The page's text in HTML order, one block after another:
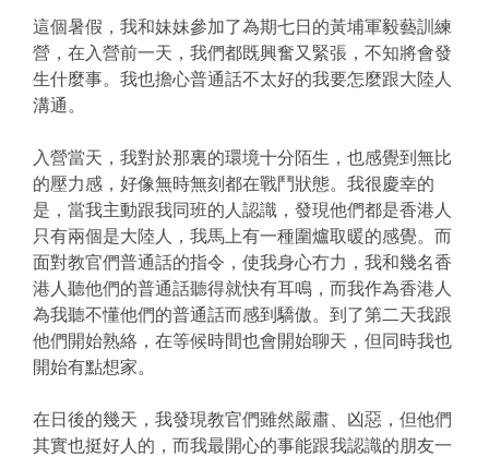
這個暑假，我和妹妹參加了為期七日的黃埔軍毅藝訓練
營，在入營前一天，我們都既興奮又緊張，不知將會發
生什麼事。我也擔心普通話不太好的我要怎麼跟大陸人
溝通。
入營當天，我對於那裏的環境十分陌生，也感覺到無比
的壓力感，好像無時無刻都在戰鬥狀態。我很慶幸的
是，當我主動跟我同班的人認識，發現他們都是香港人
只有兩個是大陸人，我馬上有一種圍爐取暖的感覺。而
面對教官們普通話的指令，使我身心冇力，我和幾名香
港人聽他們的普通話聽得就快有耳鳴，而我作為香港人
為我聽不懂他們的普通話而感到驕傲。到了第二天我跟
他們開始熟絡，在等候時間也會開始聊天，但同時我也
開始有點想家。
在日後的幾天，我發現教官們雖然嚴肅、凶惡，但他們
其實也挺好人的，而我最開心的事能跟我認識的朋友一